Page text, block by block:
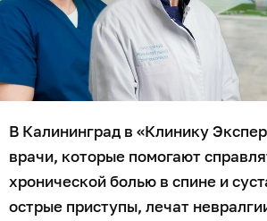
В Калининград в «Клинику
врачи, которые помогают
хронической болью в спине и
острые приступы, лечат